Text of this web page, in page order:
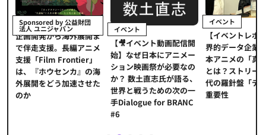
Sponsored by 公益財団
法人 ユニジャパン
企画開発から海外展開ま
で伴走支援。長編アニメ
支援「Film Frontier」
は、『ホウセンカ』の海
外展開をどう加速させた
のか
イベント
【🎥イベント動画配信開
始】なぜ日本にアニメー
ション映画祭が必要なの
か？ 数土直志氏が語る、
世界と戦うための次の一
手Dialogue for BRANC
#6
イベント
【イベントレポ
界的データ企業
本アニメの「真
とは？ストリー
代の羅針盤「デ
重要性